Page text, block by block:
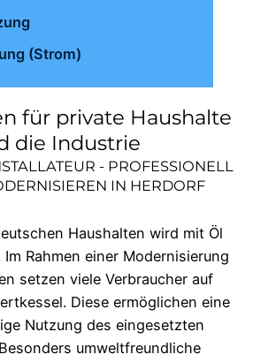
(Strom)
für private Haushalte
die Industrie
- PROFESSIONELL
IN HERDORF
Haushalten wird mit Öl
Rahmen einer Modernisierung
setzen viele Verbraucher auf
Diese ermöglichen eine
Nutzung des eingesetzten
umweltfreundliche